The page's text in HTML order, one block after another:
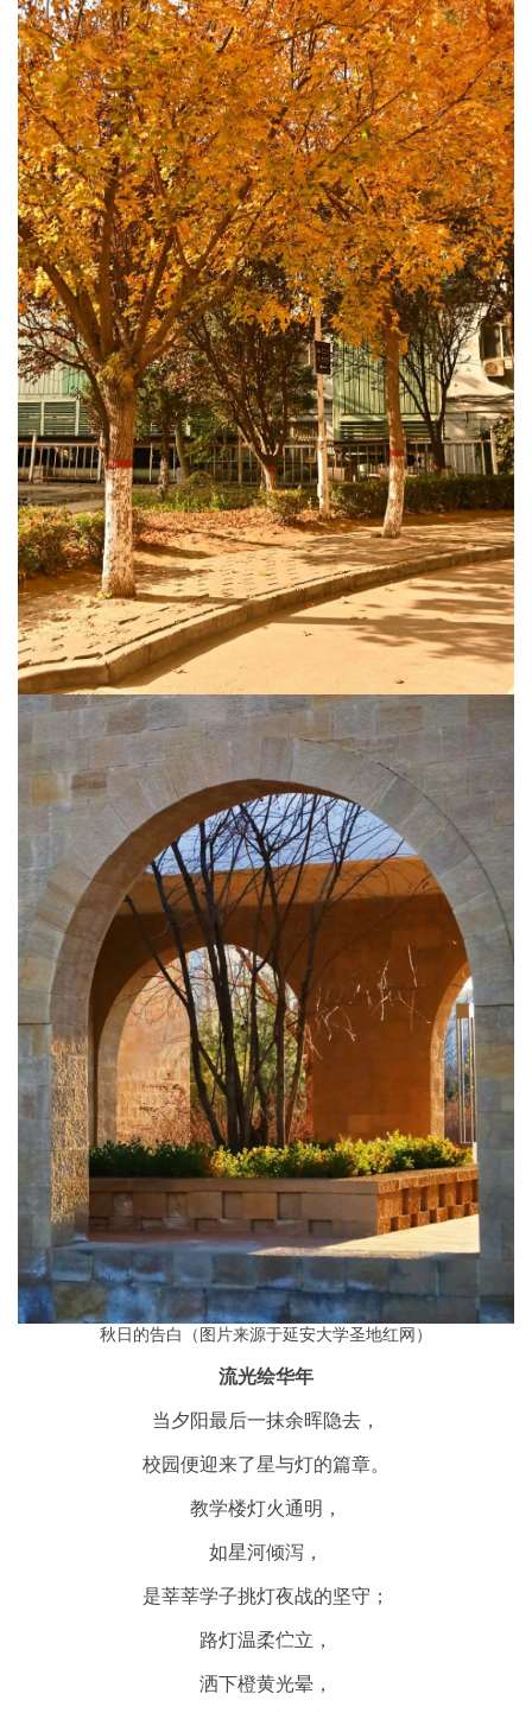
秋日的告白 （图片来源于延安大学圣地红网）
流光绘华年
当夕阳最后一抹余晖隐去，
校园便迎来了星与灯的篇章。
教学楼灯火通明，
如星河倾泻，
是莘莘学子挑灯夜战的坚守；
路灯温柔伫立，
洒下橙黄光晕，